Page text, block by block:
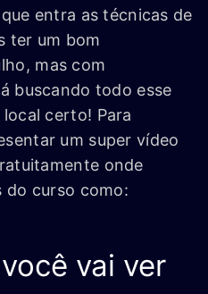
entra as técnicas de
ter um bom
mas com
buscando todo esse
certo! Para
um super vídeo
onde
do curso como:
vai ver